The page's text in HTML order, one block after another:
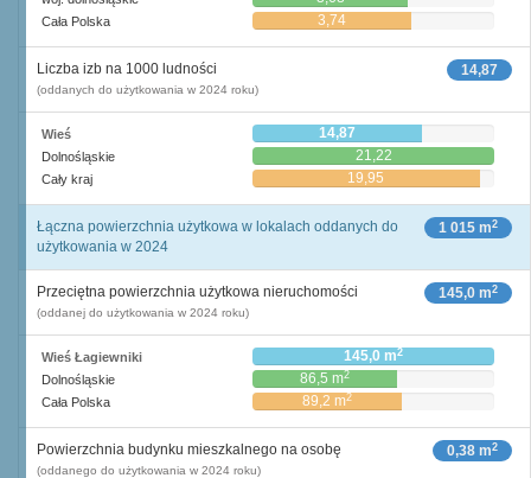
Cała Polska 3,74
14,87
Liczba izb na 1000 ludności
(oddanych do użytkowania w 2024 roku)
Wieś 14,87
Dolnośląskie 21,22
Cały kraj 19,95
1 015 m2
Łączna powierzchnia użytkowa w lokalach oddanych do
użytkowania w 2024
145,0 m2
Przeciętna powierzchnia użytkowa nieruchomości
(oddanej do użytkowania w 2024 roku)
Wieś Łagiewniki 145,0 m2
Dolnośląskie 86,5 m2
Cała Polska 89,2 m2
0,38 m2
Powierzchnia budynku mieszkalnego na osobę
(oddanego do użytkowania w 2024 roku)